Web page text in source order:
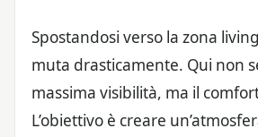
Spostandosi verso la zona
muta drasticamente. Qui non
massima visibilità, ma il
L’obiettivo è creare